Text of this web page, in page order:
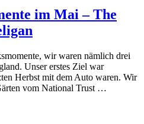
im Mai – The
wir waren nämlich drei
Unser erstes Ziel war
Herbst mit dem Auto waren. Wir
vom National Trust …